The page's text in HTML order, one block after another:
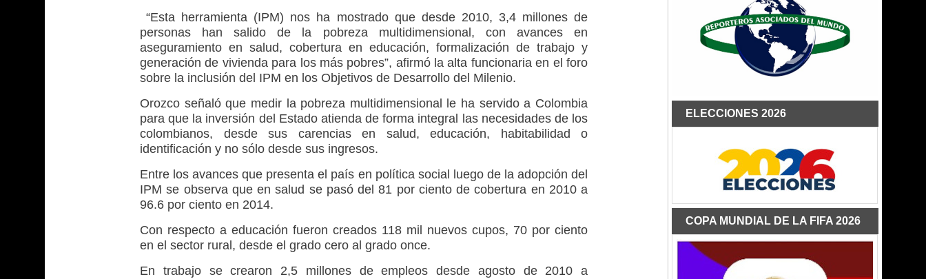
“Esta herramienta (IPM) nos ha mostrado que desde 2010, 3,4 millones de
personas han salido de la pobreza multidimensional, con avances en
aseguramiento en salud, cobertura en educación, formalización de trabajo y
generación de vivienda para los más pobres”, afirmó la alta funcionaria en el foro
sobre la inclusión del IPM en los Objetivos de Desarrollo del Milenio.
Orozco señaló que medir la pobreza multidimensional le ha servido a Colombia
para que la inversión del Estado atienda de forma integral las necesidades de los
colombianos, desde sus carencias en salud, educación, habitabilidad o
identificación y no sólo desde sus ingresos.
Entre los avances que presenta el país en política social luego de la adopción del
IPM se observa que en salud se pasó del 81 por ciento de cobertura en 2010 a
96.6 por ciento en 2014.
Con respecto a educación fueron creados 118 mil nuevos cupos, 70 por ciento
en el sector rural, desde el grado cero al grado once.
En trabajo se crearon 2,5 millones de empleos desde agosto de 2010 a
ELECCIONES 2026
COPA MUNDIAL DE LA FIFA 2026